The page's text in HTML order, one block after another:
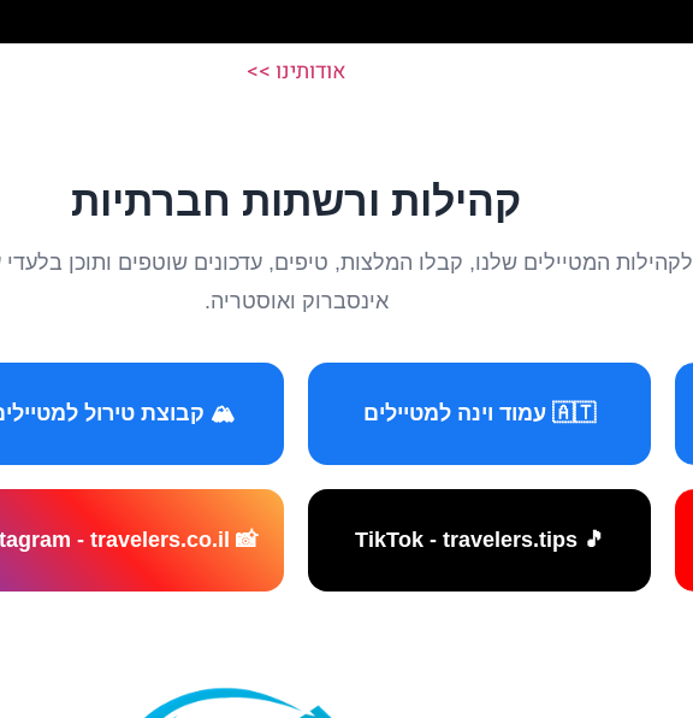
אודותינו >>
קהילות ורשתות חברתיות
המטיילים שלנו, קבלו המלצות, טיפים, עדכונים שוטפים ותוכן בלעדי
אינסברוק ואוסטריה.
🇦🇹 עמוד וינה למטיילים 🏔️ קבוצת טירול
🎵 TikTok - travelers.tips
📸 Instagram - travelers.co.il